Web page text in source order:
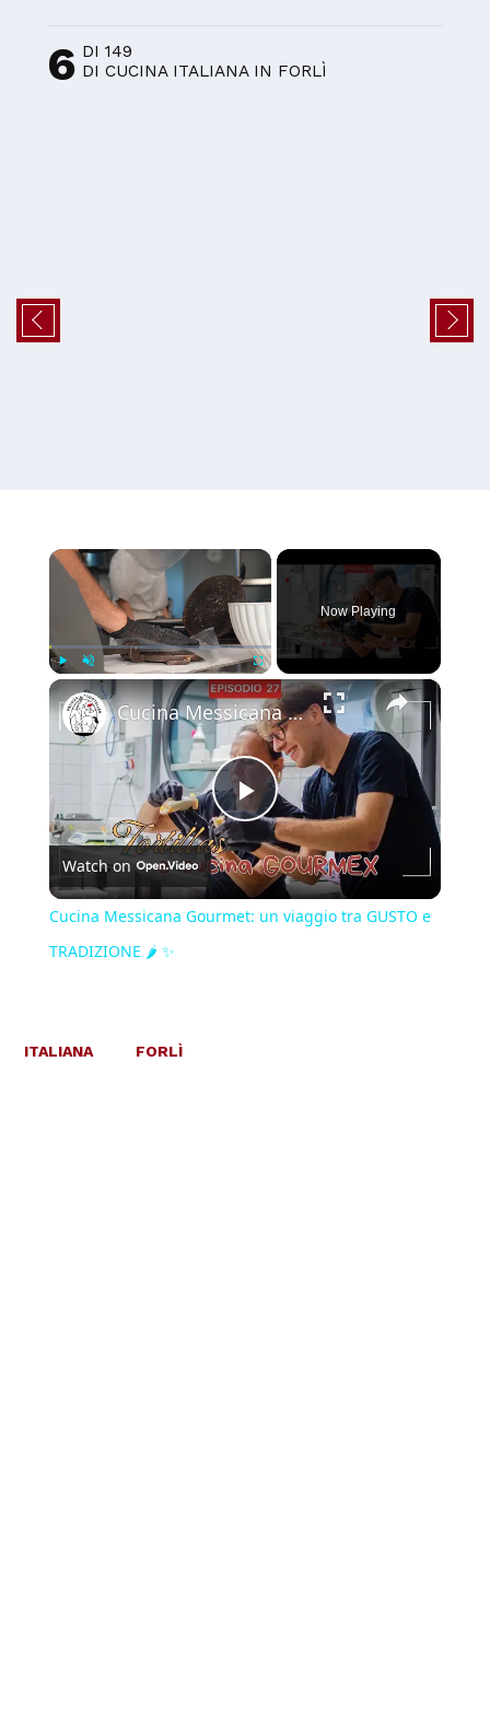
6 DI 149
DI CUCINA ITALIANA IN FORLÌ
×
Unmute Fullscreen
Now Playing
×
Play
Video
Cucina Messicana Gourmet: un viaggio tra GUSTO e TRADIZIONE 🌶️ ✨
Watch on
Cucina Messicana Gourmet: un viaggio tra GUSTO e
TRADIZIONE 🌶️ ✨
ITALIANA FORLÌ